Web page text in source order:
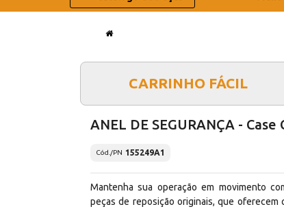
CARRINHO FÁCIL
ANEL DE SEGURANÇA - Case
Cód./PN 155249A1
Mantenha sua operação em movimento
peças de reposição originais, que oferecem